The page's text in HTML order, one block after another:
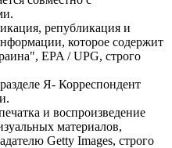
републикация и
которое содержит
EPA / UPG, строго
Я- Корреспондент
и воспроизведение
материалов,
Getty Images, строго